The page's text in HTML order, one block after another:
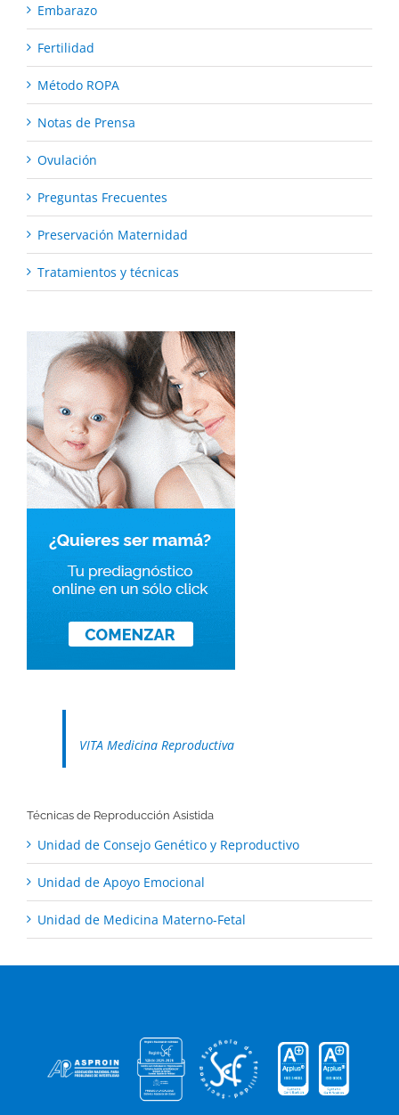
Embarazo
Fertilidad
Método ROPA
Notas de Prensa
Ovulación
Preguntas Frecuentes
Preservación Maternidad
Tratamientos y técnicas
VITA Medicina Reproductiva
Técnicas de Reproducción Asistida
Unidad de Consejo Genético y Reproductivo
Unidad de Apoyo Emocional
Unidad de Medicina Materno-Fetal